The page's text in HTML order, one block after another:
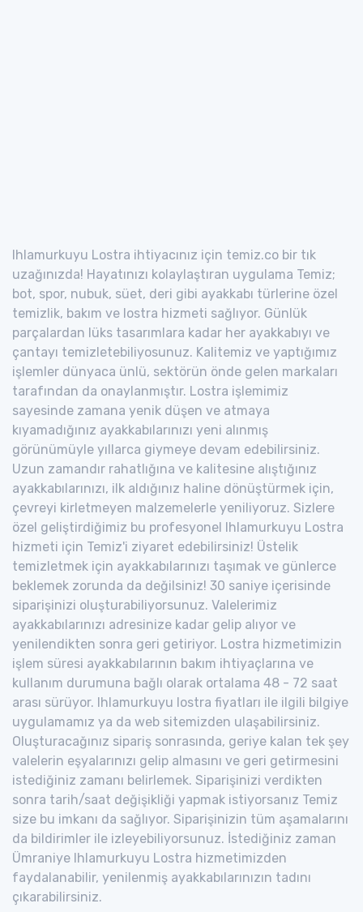
Ihlamurkuyu Lostra ihtiyacınız için temiz.co bir tık
uzağınızda! Hayatınızı kolaylaştıran uygulama Temiz;
bot, spor, nubuk, süet, deri gibi ayakkabı türlerine özel
temizlik, bakım ve lostra hizmeti sağlıyor. Günlük
parçalardan lüks tasarımlara kadar her ayakkabıyı ve
çantayı temizletebiliyosunuz. Kalitemiz ve yaptığımız
işlemler dünyaca ünlü, sektörün önde gelen markaları
tarafından da onaylanmıştır. Lostra işlemimiz
sayesinde zamana yenik düşen ve atmaya
kıyamadığınız ayakkabılarınızı yeni alınmış
görünümüyle yıllarca giymeye devam edebilirsiniz.
Uzun zamandır rahatlığına ve kalitesine alıştığınız
ayakkabılarınızı, ilk aldığınız haline dönüştürmek için,
çevreyi kirletmeyen malzemelerle yeniliyoruz. Sizlere
özel geliştirdiğimiz bu profesyonel Ihlamurkuyu Lostra
hizmeti için Temiz'i ziyaret edebilirsiniz! Üstelik
temizletmek için ayakkabılarınızı taşımak ve günlerce
beklemek zorunda da değilsiniz! 30 saniye içerisinde
siparişinizi oluşturabiliyorsunuz. Valelerimiz
ayakkabılarınızı adresinize kadar gelip alıyor ve
yenilendikten sonra geri getiriyor. Lostra hizmetimizin
işlem süresi ayakkabılarının bakım ihtiyaçlarına ve
kullanım durumuna bağlı olarak ortalama 48 - 72 saat
arası sürüyor. Ihlamurkuyu lostra fiyatları ile ilgili bilgiye
uygulamamız ya da web sitemizden ulaşabilirsiniz.
Oluşturacağınız sipariş sonrasında, geriye kalan tek şey
valelerin eşyalarınızı gelip almasını ve geri getirmesini
istediğiniz zamanı belirlemek. Siparişinizi verdikten
sonra tarih/saat değişikliği yapmak istiyorsanız Temiz
size bu imkanı da sağlıyor. Siparişinizin tüm aşamalarını
da bildirimler ile izleyebiliyorsunuz. İstediğiniz zaman
Ümraniye Ihlamurkuyu Lostra hizmetimizden
faydalanabilir, yenilenmiş ayakkabılarınızın tadını
çıkarabilirsiniz.